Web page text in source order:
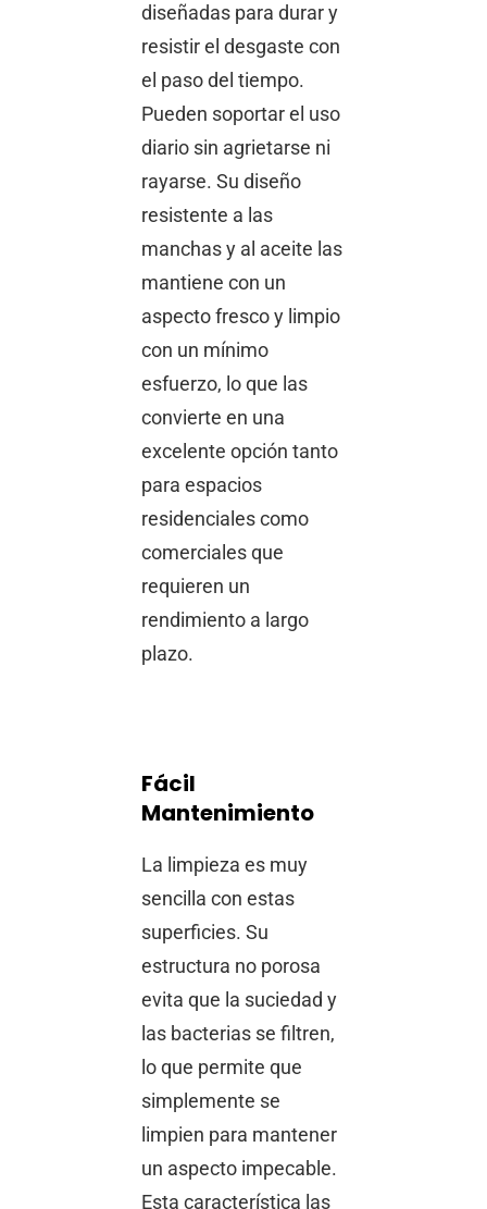
diseñadas para durar y
resistir el desgaste con
el paso del tiempo.
Pueden soportar el uso
diario sin agrietarse ni
rayarse. Su diseño
resistente a las
manchas y al aceite las
mantiene con un
aspecto fresco y limpio
con un mínimo
esfuerzo, lo que las
convierte en una
excelente opción tanto
para espacios
residenciales como
comerciales que
requieren un
rendimiento a largo
plazo.
Fácil
Mantenimiento
La limpieza es muy
sencilla con estas
superficies. Su
estructura no porosa
evita que la suciedad y
las bacterias se filtren,
lo que permite que
simplemente se
limpien para mantener
un aspecto impecable.
Esta característica las